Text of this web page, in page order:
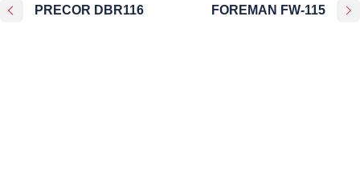
PRECOR DBR116 FOREMAN FW-115